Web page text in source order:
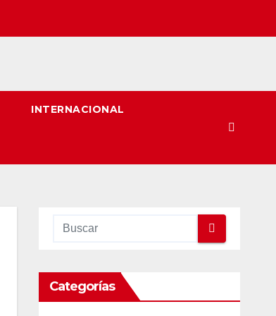
INTERNACIONAL
Categorías